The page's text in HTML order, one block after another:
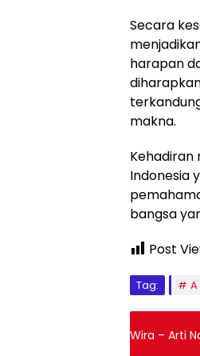
Secara
harapan
makna.
Kehadiran
Indonesia
bangsa
Post
Tag: A
Wira – Arti